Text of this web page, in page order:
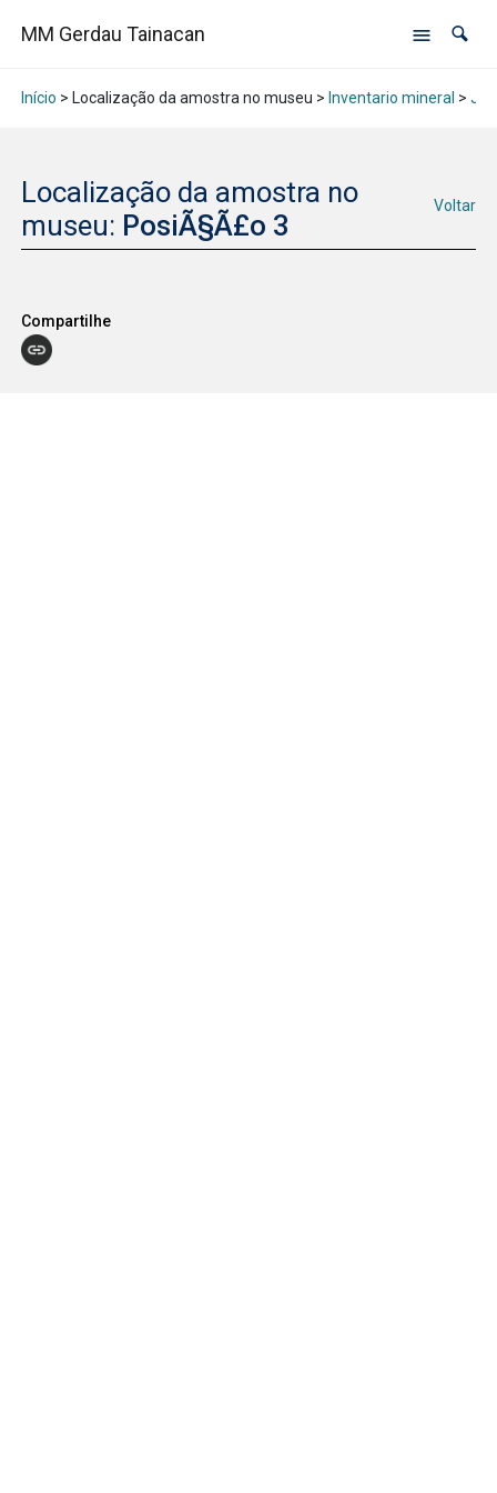
MM Gerdau Tainacan
Início > Localização da amostra no museu > Inventario mineral >
Localização da amostra no
museu: PosiÃ§Ã£o 3
Voltar
Compartilhe